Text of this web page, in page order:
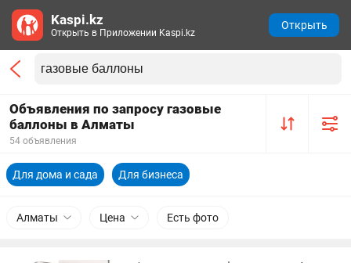
Объявления по запросу газовые
баллоны в Алматы
54 объявления
Для дома и сада Для бизнеса
Алматы Цена Есть фото
Kaspi.kz
Открыть в Приложении Kaspi.kz
Открыть